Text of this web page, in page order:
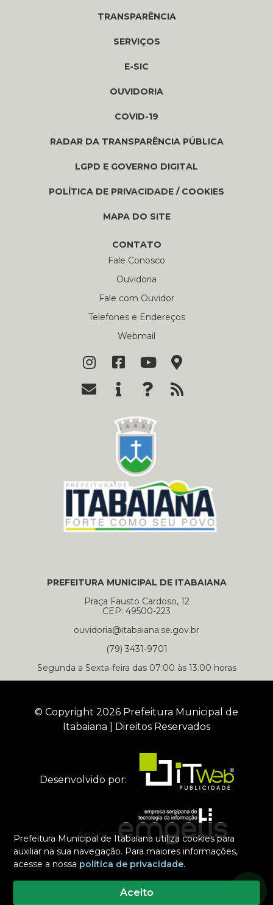
Prefeitura Municipal de Itabaiana utiliza cookies para
auxiliar na sua navegação. Para maiores informações,
acesse a nossa política de privacidade.
Aceito
TRANSPARÊNCIA
SERVIÇOS
E-SIC
OUVIDORIA
COVID-19
RADAR DA TRANSPARÊNCIA PÚBLICA
LGPD E GOVERNO DIGITAL
POLÍTICA DE PRIVACIDADE / COOKIES
MAPA DO SITE
CONTATO
Fale Conosco
Ouvidoria
Fale com Ouvidor
Telefones e Endereços
Webmail
PREFEITURA MUNICIPAL DE ITABAIANA
Praça Fausto Cardoso, 12
CEP: 49500-223
ouvidoria@itabaiana.se.gov.br
(79) 3431-9701
Segunda a Sexta-feira das 07:00 às 13:00 horas
© Copyright 2026 Prefeitura Municipal de
Itabaiana | Direitos Reservados
Desenvolvido por:
Apoio: